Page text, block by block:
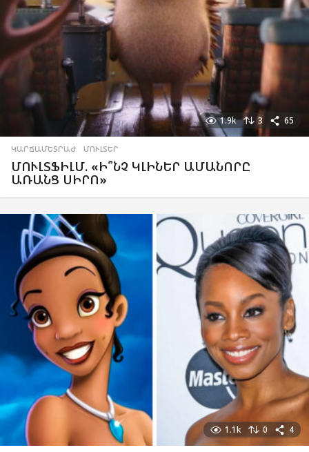
1.9k 3 65
ԿԱՐՃԱՄԵՏՐԱԺ ,ՄՈՒԼՏԵՐ
ՄՈՒԼՏՖԻԼՄ. «Ի՞ՆՉ ԿԼԻՆԵՐ ԱՄԱՆՈՐԸ
ԱՌԱՆՑ ՍԻՐՈ»
1.1k 0 4